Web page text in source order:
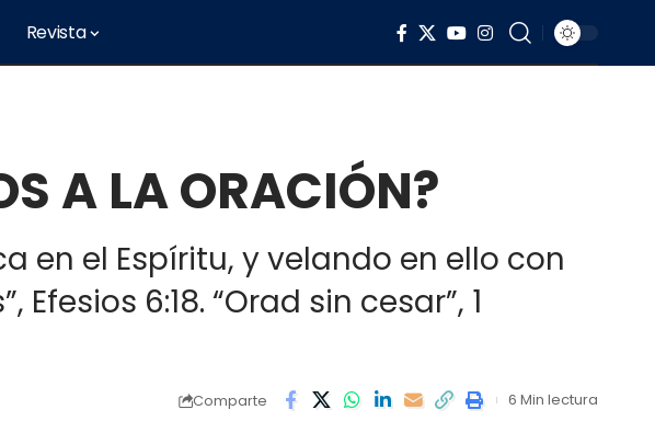
Revista
A LA ORACIÓN?
en el Espíritu, y velando en ello con
6:18. “Orad sin cesar”, 1
Comparte 6 Min lectura